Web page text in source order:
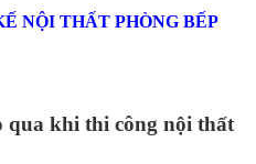
NỘI THẤT PHÒNG BẾP
qua khi thi công nội thất